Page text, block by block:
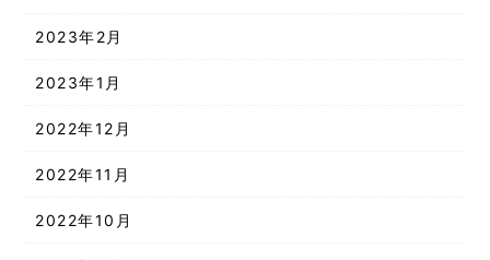
2023年2月
2023年1月
2022年12月
2022年11月
2022年10月